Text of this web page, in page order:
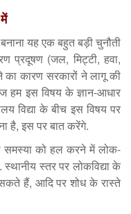
यह एक बहुत बड़ी चुनौती
प्रदूषण (जल, मिट्टी, हवा,
का कारण सरकारों ने लागू की
हम इस विषय के ज्ञान-आधार
विद्या के बीच इस विषय पर
है, इस पर बात करेंगे.
समस्या को हल करने में लोक-
स्थानीय स्तर पर लोकविद्या के
हैं, आदि पर शोध के रास्ते